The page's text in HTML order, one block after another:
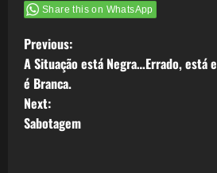
Share this on WhatsApp
P
o
s
Previous:
A Situação está Negra…Errado, está e
é Branca.
Next:
Sabotagem